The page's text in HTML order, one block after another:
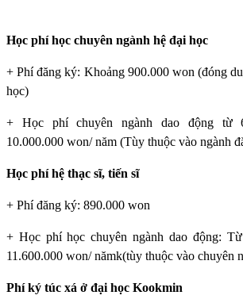
Học phí học chuyên ngành hệ đại học
+ Phí đăng ký: Khoảng 900.000 won (đóng
học)
+ Học phí chuyên ngành dao động từ
10.000.000 won/ năm (Tùy thuộc vào ngành
Học phí hệ thạc sĩ, tiến sĩ
+ Phí đăng ký: 890.000 won
+ Học phí học chuyên ngành dao động:
11.600.000 won/ nămk(tùy thuộc vào chuyên
Phí ký túc xá ở đại học Kookmin